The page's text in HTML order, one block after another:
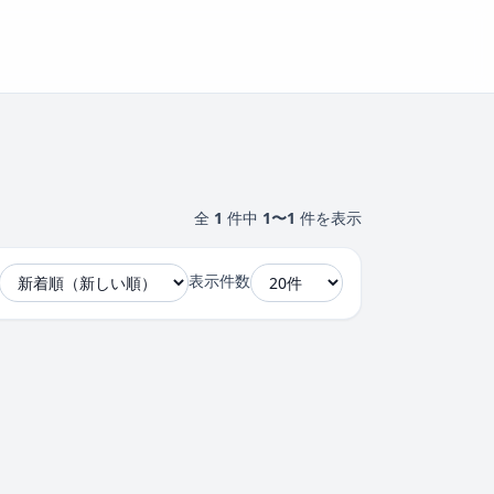
全 1 件中 1〜1 件を表示
表示件数